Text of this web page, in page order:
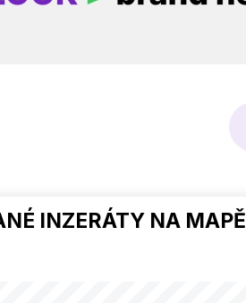
INZERÁTY NA MAPĚ